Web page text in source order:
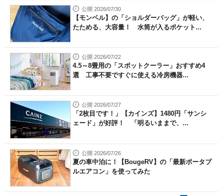
公開 2026/07/30
【モンベル】の「ショルダーバッグ」が軽い、
たためる、大容量！ 水筒が入るポケット...
公開 2026/07/22
4.5～8畳用の「スポットクーラー」おすすめ4
選 工事不要ですぐに使える冷房機器...
公開 2026/07/27
「2枚目です！」【カインズ】1480円「サンシ
ェード」が好評！ 「明るいままで、...
公開 2026/07/26
夏の車中泊に！【BougeRV】の「最新ポータブ
ルエアコン」を使ってみた